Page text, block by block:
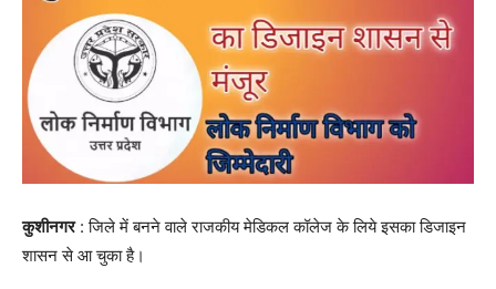
कुशीनगर: जिले में बनने वाले राजकीय मेडिकल कॉलेज के लिये इसका डिजाइन
शासन से आ चुका है।